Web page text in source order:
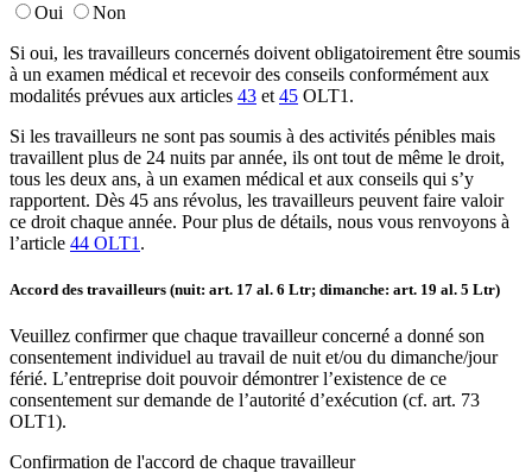
Oui
Non
Si oui, les travailleurs concernés doivent obligatoirement être soumis
à un examen médical et recevoir des conseils conformément aux
modalités prévues aux articles 43 et 45 OLT1.
Si les travailleurs ne sont pas soumis à des activités pénibles mais
travaillent plus de 24 nuits par année, ils ont tout de même le droit,
tous les deux ans, à un examen médical et aux conseils qui s’y
rapportent. Dès 45 ans révolus, les travailleurs peuvent faire valoir
ce droit chaque année. Pour plus de détails, nous vous renvoyons à
l’article 44 OLT1 .
Accord des travailleurs (nuit: art. 17 al. 6 Ltr; dimanche: art. 19 al. 5 Ltr)
Veuillez confirmer que chaque travailleur concerné a donné son
consentement individuel au travail de nuit et/ou du dimanche/jour
férié. L’entreprise doit pouvoir démontrer l’existence de ce
consentement sur demande de l’autorité d’exécution (cf. art. 73
OLT1).
Confirmation de l'accord de chaque travailleur